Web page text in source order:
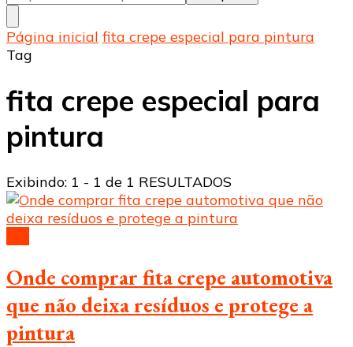
Página inicial fita crepe especial para pintura
Tag
fita crepe especial para
pintura
Exibindo: 1 - 1 de 1 RESULTADOS
Onde comprar fita crepe automotiva
que não deixa resíduos e protege a
pintura